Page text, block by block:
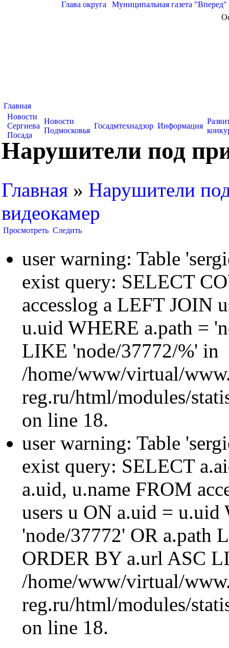
Глава округа Муниципальная газета "Вперед"
Главная
Новости
Сергиева
Посада
Новости
Подмосковья
Госадмтехнадзор Информация
Нарушители под
Главная » Нарушители
видеокамер
Просмотреть Следить
user warning: Table
exist query: SELECT
accesslog a LEFT JOIN
u.uid WHERE a.path =
LIKE 'node/37772/%' in
/home/www/virtual/
reg.ru/html/modules/
on line 18.
user warning: Table
exist query: SELECT
a.uid, u.name FROM
users u ON a.uid = u.uid
'node/37772' OR a.path
ORDER BY a.url ASC
/home/www/virtual/
reg.ru/html/modules/
on line 18.